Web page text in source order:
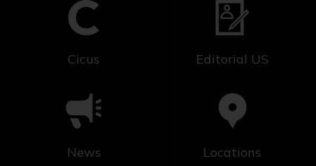
Cicus Editorial US
News Locations